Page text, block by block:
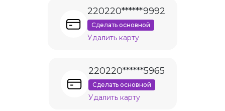
220220******9992
Сделать основной
Удалить карту
220220******5965
Сделать основной
Удалить карту